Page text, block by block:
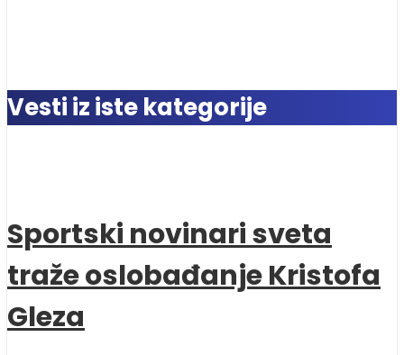
Vesti iz iste kategorije
Sportski novinari sveta
traže oslobađanje Kristofa
Gleza